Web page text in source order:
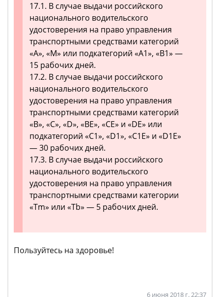
17.1. В случае выдачи российского
национального водительского
удостоверения на право управления
транспортными средствами категорий
«A», «M» или подкатегорий «A1», «B1» —
15 рабочих дней.
17.2. В случае выдачи российского
национального водительского
удостоверения на право управления
транспортными средствами категорий
«B», «C», «D», «BE», «CE» и «DE» или
подкатегорий «C1», «D1», «C1E» и «D1E»
— 30 рабочих дней.
17.3. В случае выдачи российского
национального водительского
удостоверения на право управления
транспортными средствами категории
«Tm» или «Tb» — 5 рабочих дней.
Пользуйтесь на здоровье!
6 июня 2018 г. 22:37